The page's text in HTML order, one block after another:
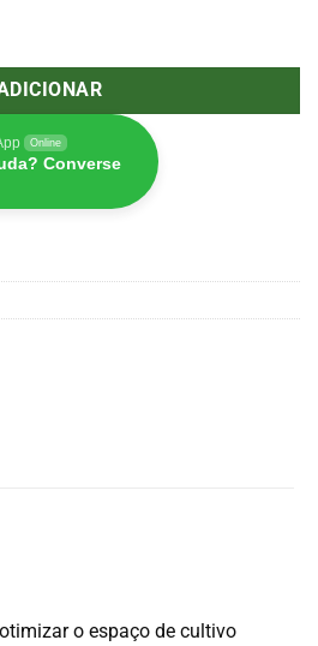
50L 33x33x46cm (HighPro)
Online
Converse
o espaço de cultivo